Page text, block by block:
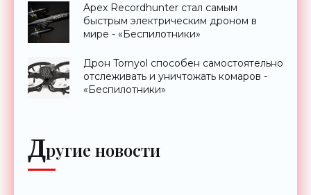
Apex Recordhunter стал самым
быстрым электрическим дроном в
мире - «Беспилотники»
Дрон Tornyol способен самостоятельно
отслеживать и уничтожать комаров -
«Беспилотники»
Другие новости